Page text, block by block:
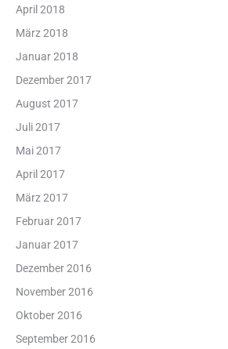
April 2018
März 2018
Januar 2018
Dezember 2017
August 2017
Juli 2017
Mai 2017
April 2017
März 2017
Februar 2017
Januar 2017
Dezember 2016
November 2016
Oktober 2016
September 2016